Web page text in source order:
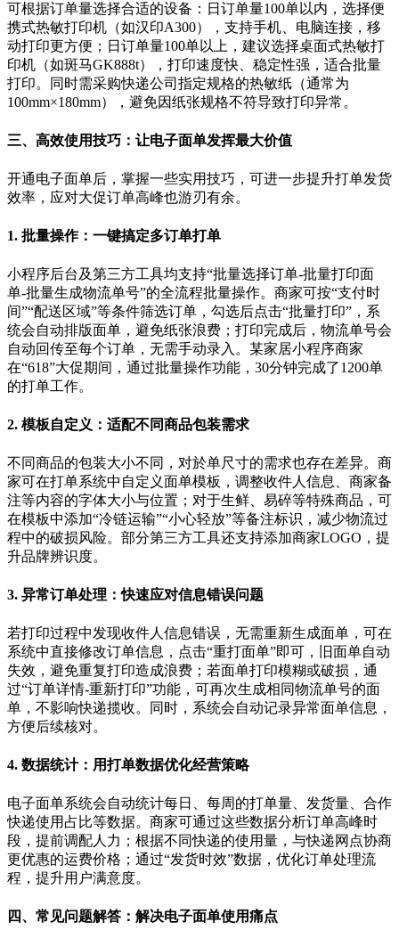
可根据订单量选择合适的设备：日订单量100单以内，选择便
携式热敏打印机（如汉印A300），支持手机、电脑连接，移
动打印更方便；日订单量100单以上，建议选择桌面式热敏打
印机（如斑马GK888t），打印速度快、稳定性强，适合批量
打印。同时需采购快递公司指定规格的热敏纸（通常为
100mm×180mm），避免因纸张规格不符导致打印异常。
三、高效使用技巧：让电子面单发挥最大价值
开通电子面单后，掌握一些实用技巧，可进一步提升打单发货
效率，应对大促订单高峰也游刃有余。
1. 批量操作：一键搞定多订单打单
小程序后台及第三方工具均支持“批量选择订单-批量打印面
单-批量生成物流单号”的全流程批量操作。商家可按“支付时
间”“配送区域”等条件筛选订单，勾选后点击“批量打印” ，系
统会自动排版面单，避免纸张浪费；打印完成后，物流单号会
自动回传至每个订单，无需手动录入。某家居小程序商家
在“618”大促期间，通过批量操作功能， 30分钟完成了1200单
的打单工作。
2. 模板自定义：适配不同商品包装需求
不同商品的包装大小不同，对於单尺寸的需求也存在差异。商
家可在打单系统中自定义面单模板，调整收件人信息、商家备
注等内容的字体大小与位置；对于生鲜、易碎等特殊商品，可
在模板中添加“冷链运输”“小心轻放”等备注标识，减少物流过
程中的破损风险。部分第三方工具还支持添加商家LOGO ，提
升品牌辨识度。
3. 异常订单处理：快速应对信息错误问题
若打印过程中发现收件人信息错误，无需重新生成面单，可在
系统中直接修改订单信息，点击“重打面单”即可，旧面单自动
失效，避免重复打印造成浪费；若面单打印模糊或破损，通
过“订单详情-重新打印”功能，可再次生成相同物流单号的面
单，不影响快递揽收。同时，系统会自动记录异常面单信息，
方便后续核对。
4. 数据统计：用打单数据优化经营策略
电子面单系统会自动统计每日、每周的打单量、发货量、合作
快递使用占比等数据。商家可通过这些数据分析订单高峰时
段，提前调配人力；根据不同快递的使用量，与快递网点协商
更优惠的运费价格；通过“发货时效”数据，优化订单处理流
程，提升用户满意度。
四、常见问题解答：解决电子面单使用痛点